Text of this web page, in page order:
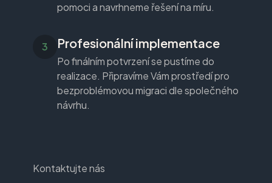
pomoci a navrhneme řešení na míru.
Profesionální implementace
Po finálním potvrzení se pustíme do
realizace. Připravíme Vám prostředí pro
bezproblémovou migraci dle společného
návrhu.
Kontaktujte nás